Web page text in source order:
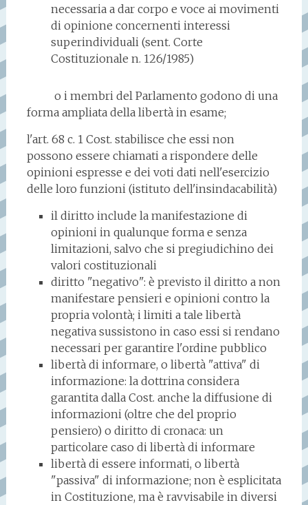
necessaria a dar corpo e voce ai movimenti
di opinione concernenti interessi
superindividuali (sent. Corte
Costituzionale n. 126/1985)
o i membri del Parlamento godono di una
forma ampliata della libertà in esame;
l'art. 68 c. 1 Cost. stabilisce che essi non
possono essere chiamati a rispondere delle
opinioni espresse e dei voti dati nell'esercizio
delle loro funzioni (istituto dell'insindacabilità)
il diritto include la manifestazione di
opinioni in qualunque forma e senza
limitazioni, salvo che si pregiudichino dei
valori costituzionali
diritto "negativo": è previsto il diritto a non
manifestare pensieri e opinioni contro la
propria volontà; i limiti a tale libertà
negativa sussistono in caso essi si rendano
necessari per garantire l'ordine pubblico
libertà di informare, o libertà "attiva" di
informazione: la dottrina considera
garantita dalla Cost. anche la diffusione di
informazioni (oltre che del proprio
pensiero) o diritto di cronaca: un
particolare caso di libertà di informare
libertà di essere informati, o libertà
"passiva" di informazione; non è esplicitata
in Costituzione, ma è ravvisabile in diversi